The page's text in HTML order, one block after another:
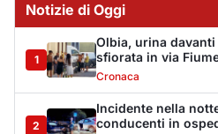
Notizie di Oggi
1
Olbia, urina
sfiorata in via
Cronaca
2
Incidente nella
conducenti in